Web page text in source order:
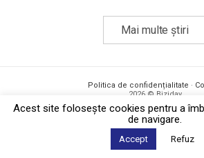
Mai multe știri
Politica de confidențialitate ·
2026 © Biziday
Acest site foloseşte cookies pentru a
de navigare.
Accept Refuz